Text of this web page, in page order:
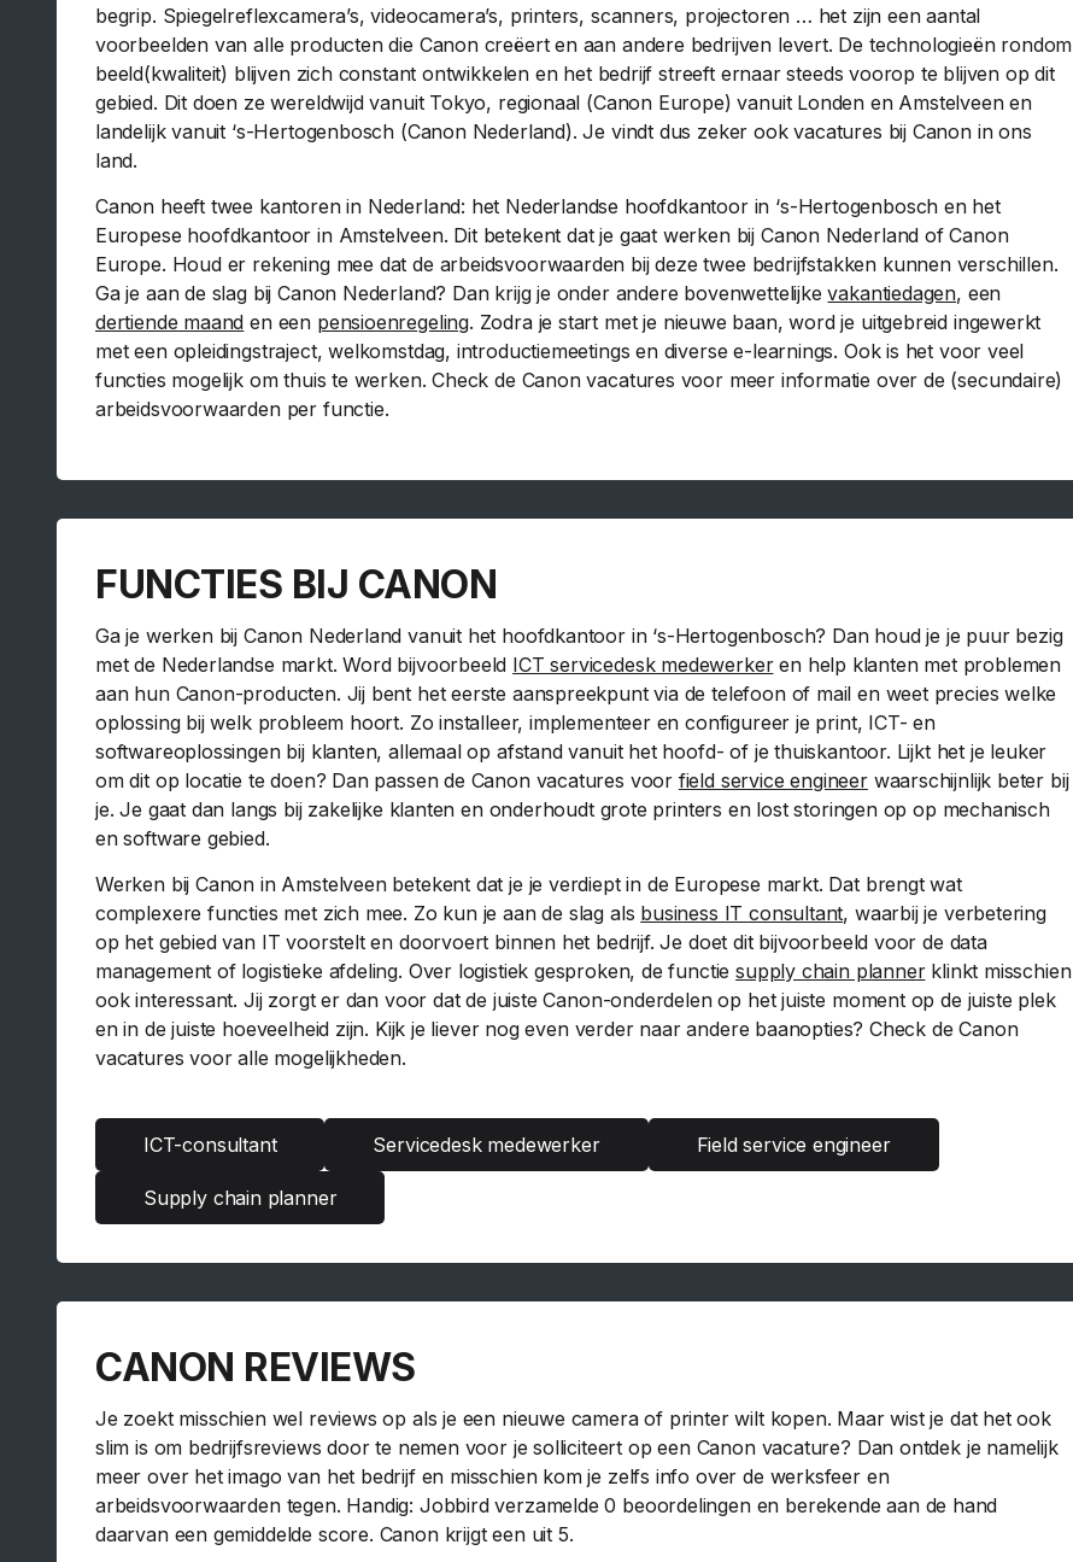
begrip. Spiegelreflexcamera’s, videocamera’s, printers, scanners, projectoren … het zijn een aantal
voorbeelden van alle producten die Canon creëert en aan andere bedrijven levert. De technologieën rondom
beeld(kwaliteit) blijven zich constant ontwikkelen en het bedrijf streeft ernaar steeds voorop te blijven op dit
gebied. Dit doen ze wereldwijd vanuit Tokyo, regionaal (Canon Europe) vanuit Londen en Amstelveen en
landelijk vanuit ‘s-Hertogenbosch (Canon Nederland). Je vindt dus zeker ook vacatures bij Canon in ons
land.
Canon heeft twee kantoren in Nederland: het Nederlandse hoofdkantoor in ‘s-Hertogenbosch en het
Europese hoofdkantoor in Amstelveen. Dit betekent dat je gaat werken bij Canon Nederland of Canon
Europe. Houd er rekening mee dat de arbeidsvoorwaarden bij deze twee bedrijfstakken kunnen verschillen.
Ga je aan de slag bij Canon Nederland? Dan krijg je onder andere bovenwettelijkevakantiedagen, een
dertiende maand en een pensioenregeling. Zodra je start met je nieuwe baan, word je uitgebreid ingewerkt
met een opleidingstraject, welkomstdag, introductiemeetings en diverse e-learnings. Ook is het voor veel
functies mogelijk om thuis te werken. Check de Canon vacatures voor meer informatie over de (secundaire)
arbeidsvoorwaarden per functie.
FUNCTIES BIJ CANON
Ga je werken bij Canon Nederland vanuit het hoofdkantoor in ‘s-Hertogenbosch? Dan houd je je puur bezig
met de Nederlandse markt. Word bijvoorbeeld ICT servicedesk medewerkeren help klanten met problemen
aan hun Canon-producten. Jij bent het eerste aanspreekpunt via de telefoon of mail en weet precies welke
oplossing bij welk probleem hoort. Zo installeer, implementeer en configureer je print, ICT- en
softwareoplossingen bij klanten, allemaal op afstand vanuit het hoofd- of je thuiskantoor. Lijkt het je leuker
om dit op locatie te doen? Dan passen de Canon vacatures voor field service engineerwaarschijnlijk beter bij
je. Je gaat dan langs bij zakelijke klanten en onderhoudt grote printers en lost storingen op op mechanisch
en software gebied.
Werken bij Canon in Amstelveen betekent dat je je verdiept in de Europese markt. Dat brengt wat
complexere functies met zich mee. Zo kun je aan de slag als business IT consultant, waarbij je verbetering
op het gebied van IT voorstelt en doorvoert binnen het bedrijf. Je doet dit bijvoorbeeld voor de data
management of logistieke afdeling. Over logistiek gesproken, de functiesupply chain plannerklinkt misschien
ook interessant. Jij zorgt er dan voor dat de juiste Canon-onderdelen op het juiste moment op de juiste plek
en in de juiste hoeveelheid zijn. Kijk je liever nog even verder naar andere baanopties? Check de Canon
vacatures voor alle mogelijkheden.
ICT-consultant Servicedesk medewerker Field service engineer
Supply chain planner
CANON REVIEWS
Je zoekt misschien wel reviews op als je een nieuwe camera of printer wilt kopen. Maar wist je dat het ook
slim is om bedrijfsreviews door te nemen voor je solliciteert op een Canon vacature? Dan ontdek je namelijk
meer over het imago van het bedrijf en misschien kom je zelfs info over de werksfeer en
arbeidsvoorwaarden tegen. Handig: Jobbird verzamelde 0 beoordelingen en berekende aan de hand
daarvan een gemiddelde score. Canon krijgt een uit 5.